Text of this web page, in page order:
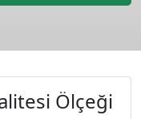
Ölçeği